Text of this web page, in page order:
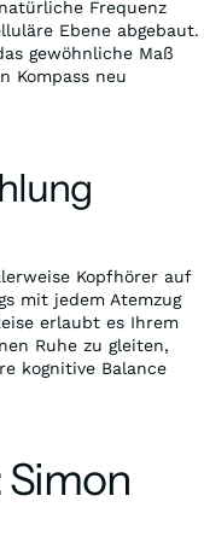
Frequenz
Ebene abgebaut.
gewöhnliche Maß
Kompass neu
Kopfhörer auf
mit jedem Atemzug
erlaubt es Ihrem
Ruhe zu gleiten,
kognitive Balance